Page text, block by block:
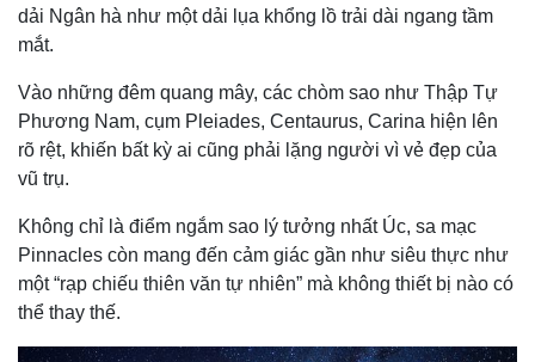
dải Ngân hà như một dải lụa khổng lồ trải dài ngang tầm
mắt.
Vào những đêm quang mây, các chòm sao như Thập Tự
Phương Nam, cụm Pleiades, Centaurus, Carina hiện lên
rõ rệt, khiến bất kỳ ai cũng phải lặng người vì vẻ đẹp của
vũ trụ.
Không chỉ là điểm ngắm sao lý tưởng nhất Úc, sa mạc
Pinnacles còn mang đến cảm giác gần như siêu thực như
một “rạp chiếu thiên văn tự nhiên” mà không thiết bị nào có
thể thay thế.